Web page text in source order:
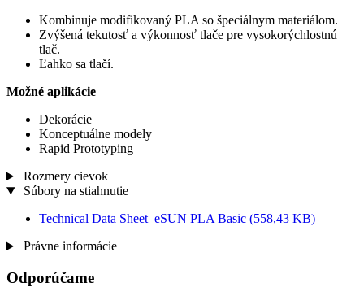
Kombinuje modifikovaný PLA so špeciálnym materiálom.
Zvýšená tekutosť a výkonnosť tlače pre vysokorýchlostnú
tlač.
Ľahko sa tlačí.
Možné aplikácie
Dekorácie
Konceptuálne modely
Rapid Prototyping
Rozmery cievok
Súbory na stiahnutie
Technical Data Sheet_eSUN PLA Basic (558,43 KB)
Právne informácie
Odporúčame